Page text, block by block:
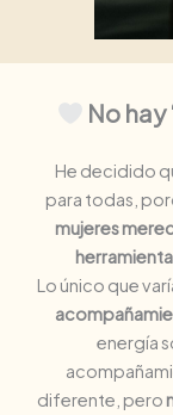
No hay
He decidido
para todas,
mujeres
Lo único que
energía
diferente, pero